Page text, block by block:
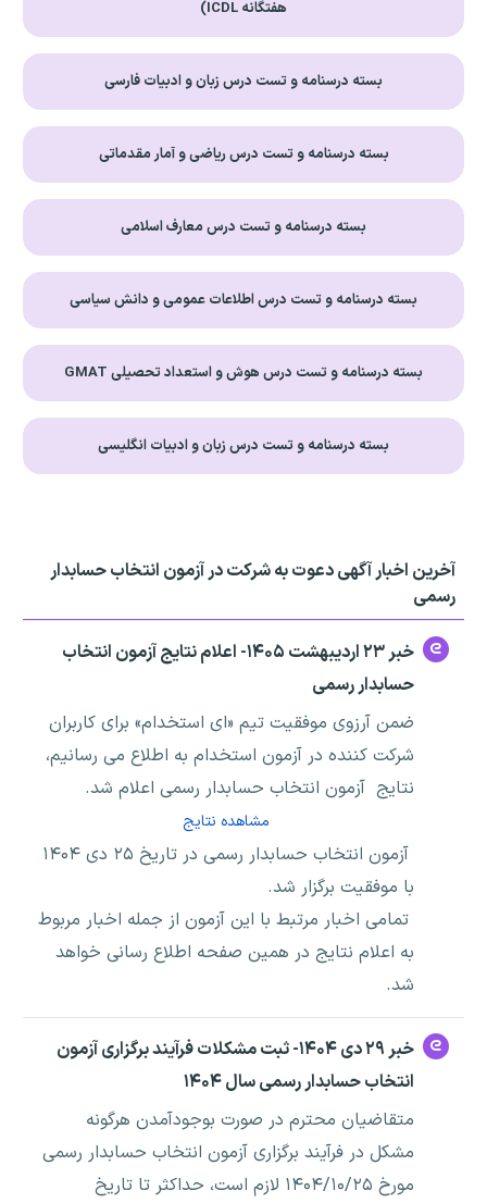
هفتگانه ICDL)
بسته درسنامه و تست درس زبان و ادبیات فارسی
بسته درسنامه و تست درس ریاضی و آمار مقدماتی
بسته درسنامه و تست درس معارف اسلامی
بسته درسنامه و تست درس اطلاعات عمومی و دانش سیاسی
بسته درسنامه و تست درس هوش و استعداد تحصیلی GMAT
بسته درسنامه و تست درس زبان و ادبیات انگلیسی
آخرین اخبار آگهی دعوت به شرکت در آزمون انتخاب حسابدار
رسمی
خبر ۲۳ اردیبهشت ۱۴۰۵- اعلام نتایج آزمون انتخاب
حسابدار رسمی
ضمن آرزوی موفقیت تیم «ای استخدام» برای کاربران
شرکت کننده در آزمون استخدام به اطلاع می رسانیم،
نتایج آزمون انتخاب حسابدار رسمی اعلام شد.
مشاهده نتایج
آزمون انتخاب حسابدار رسمی در تاریخ ۲۵ دی ۱۴۰۴
با موفقیت برگزار شد.
تمامی اخبار مرتبط با این آزمون از جمله اخبار مربوط
به اعلام نتایج در همین صفحه اطلاع رسانی خواهد
شد.
خبر ۲۹ دی ۱۴۰۴- ثبت مشکلات فرآیند برگزاری آزمون
انتخاب حسابدار رسمی سال ۱۴۰۴
متقاضیان محترم در صورت بوجودآمدن هرگونه
مشکل در فرآیند برگزاری آزمون انتخاب حسابدار رسمی
مورخ ۱۴۰۴/۱۰/۲۵ لازم است، حداکثر تا تاریخ